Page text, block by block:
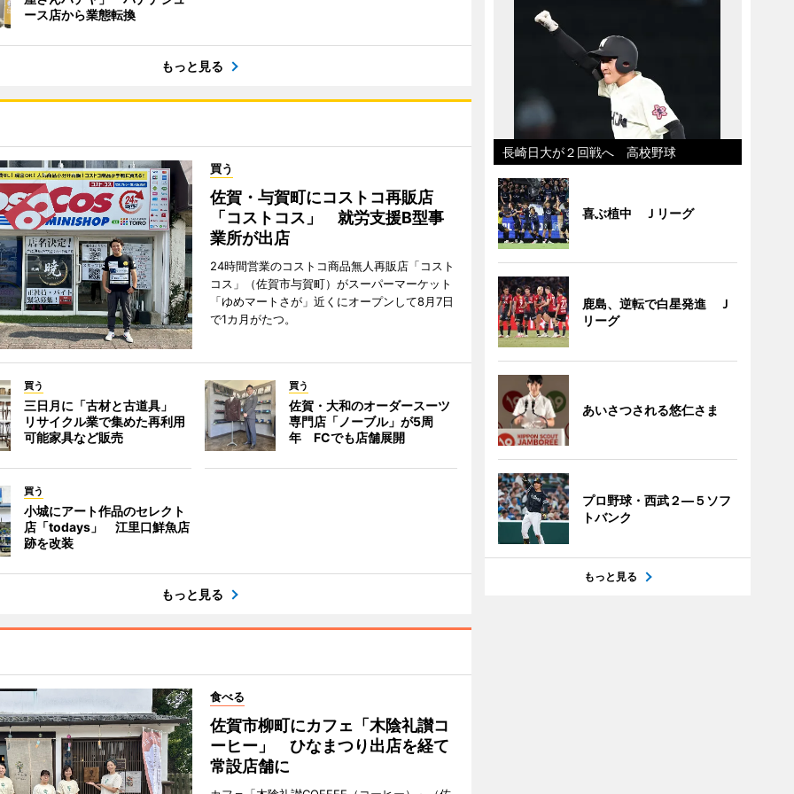
ース店から業態転換
もっと見る
買う
佐賀・与賀町にコストコ再販店
「コストコス」 就労支援B型事
業所が出店
24時間営業のコストコ商品無人再販店「コスト
コス」（佐賀市与賀町）がスーパーマーケット
「ゆめマートさが」近くにオープンして8月7日
で1カ月がたつ。
買う
三日月に「古材と古道具」
リサイクル業で集めた再利用
可能家具など販売
買う
佐賀・大和のオーダースーツ
専門店「ノーブル」が5周
年 FCでも店舗展開
買う
小城にアート作品のセレクト
店「todays」 江里口鮮魚店
跡を改装
もっと見る
食べる
佐賀市柳町にカフェ「木陰礼讃コ
ーヒー」 ひなまつり出店を経て
常設店舗に
長崎日大が２回戦へ 高校野球
喜ぶ植中 Ｊリーグ
鹿島、逆転で白星発進 Ｊ
リーグ
あいさつされる悠仁さま
プロ野球・西武２―５ソフ
トバンク
もっと見る